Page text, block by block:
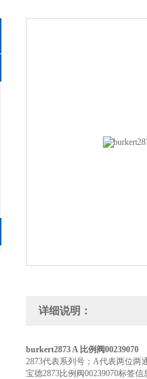
详细说明：
burkert2873 A 比例阀00239070
2873代表系列号；A代表两位两
宝德2873比例阀00239070标签信